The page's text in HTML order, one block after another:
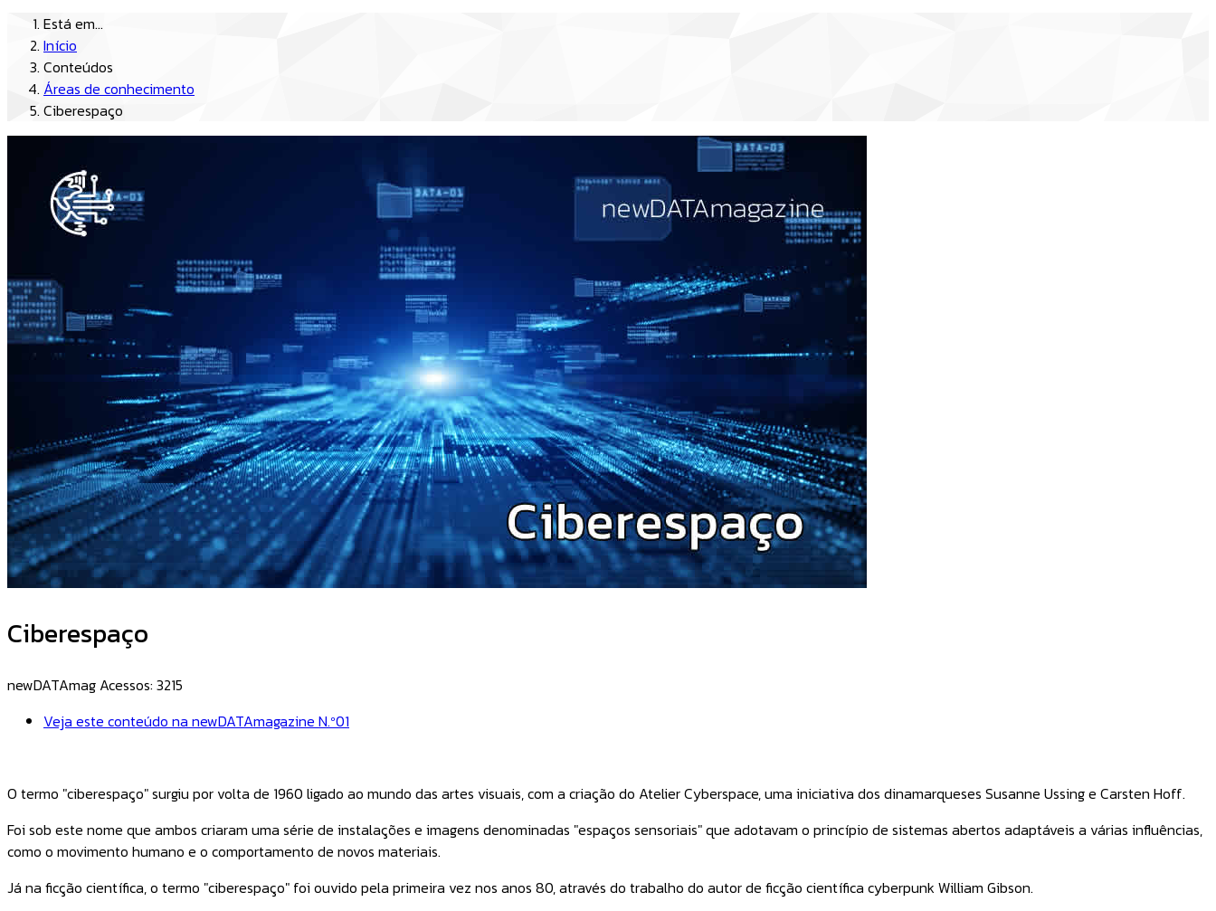
Está em...
Início
Conteúdos
Áreas de conhecimento
Ciberespaço
Ciberespaço
newDATAmag Acessos: 3215
Veja este conteúdo na newDATAmagazine N.º01
O termo "ciberespaço" surgiu por volta de 1960 ligado ao mundo das artes visuais, com a criação do Atelier Cyberspace, uma iniciativa dos dinamarqueses Susanne Ussing e Carsten Hoff.
Foi sob este nome que ambos criaram uma série de instalações e imagens denominadas "espaços sensoriais" que adotavam o princípio de sistemas abertos adaptáveis a várias influências,
como o movimento humano e o comportamento de novos materiais.
Já na ficção científica, o termo "ciberespaço" foi ouvido pela primeira vez nos anos 80, através do trabalho do autor de ficção científica cyberpunk William Gibson.